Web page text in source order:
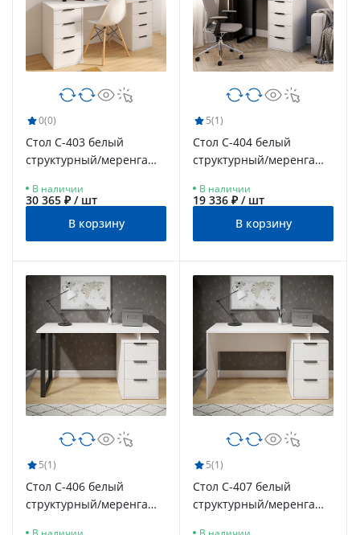
0(0)
Стол С-403 белый
структурный/меренга
В наличии
30 365 ₽ / шт
В корзину
5(1)
Стол С-404 белый
структурный/меренга
В наличии
19 336 ₽ / шт
В корзину
5(1)
Стол С-406 белый
структурный/меренга
В наличии
5(1)
Стол С-407 белый
структурный/меренга
В наличии